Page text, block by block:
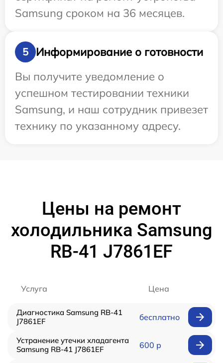
Samsung сроком на 36 месяцев.
5
Информирование о готовности
Вы получите уведомление о
успешном тестировании техники
Samsung, и наш сотрудник привезет
технику по указанному адресу.
Цены на ремонт
холодильника Samsung
RB-41 J7861EF
Услуга Цена
Диагностика Samsung RB-41
J7861EF
бесплатно
Устранение утечки хладагента
Samsung RB-41 J7861EF
600 р